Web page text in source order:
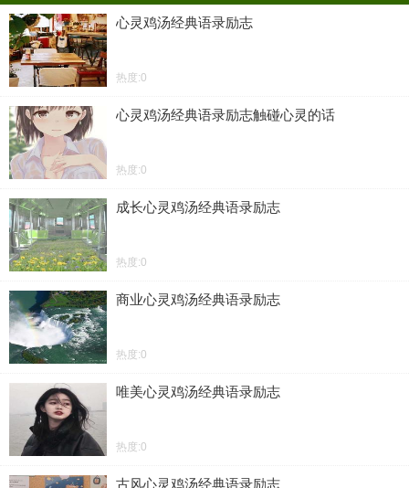
心灵鸡汤经典语录励志
热度:0
心灵鸡汤经典语录励志触碰心灵的话
热度:0
成长心灵鸡汤经典语录励志
热度:0
商业心灵鸡汤经典语录励志
热度:0
唯美心灵鸡汤经典语录励志
热度:0
古风心灵鸡汤经典语录励志